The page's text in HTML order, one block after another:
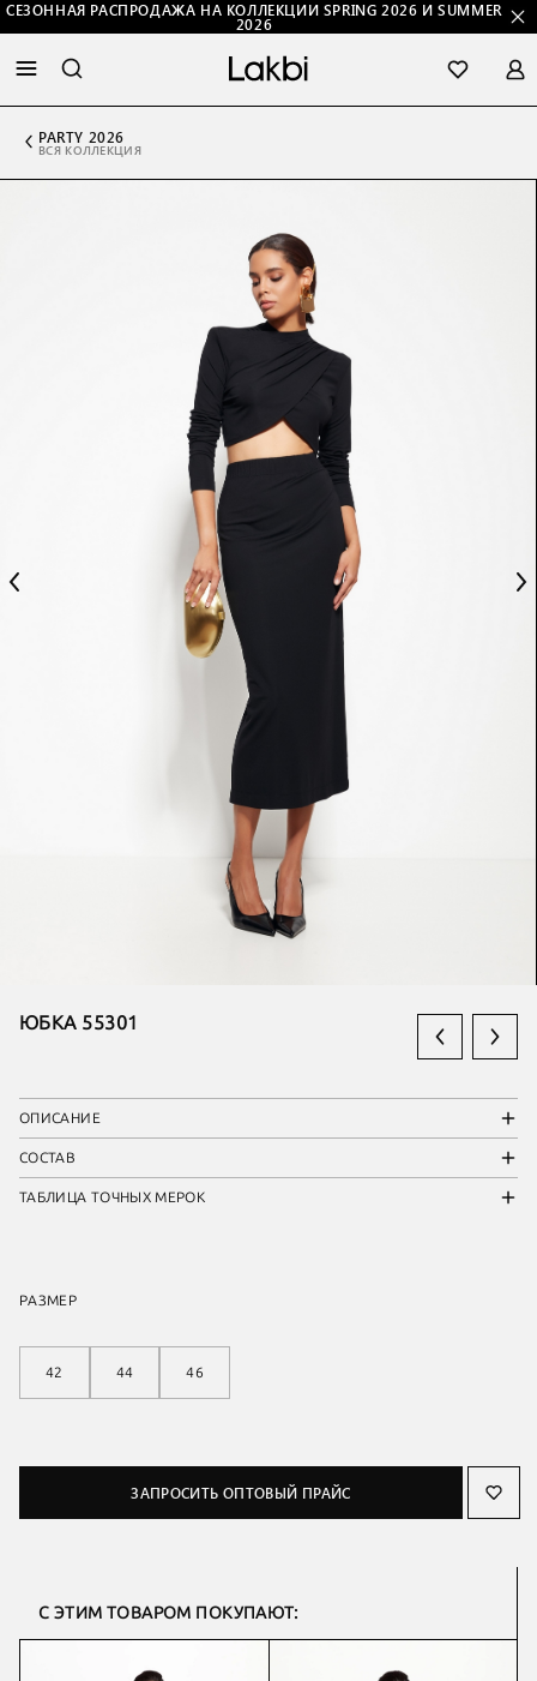
СЕЗОННАЯ РАСПРОДАЖА НА КОЛЛЕКЦИИ SPRING 2026 И SUMMER
2026
PARTY 2026
ВСЯ КОЛЛЕКЦИЯ
ЮБКА 55301
ОПИСАНИЕ
СОСТАВ
ТАБЛИЦА ТОЧНЫХ МЕРОК
РАЗМЕР
42 44 46
ЗАПРОСИТЬ ОПТОВЫЙ ПРАЙС
С ЭТИМ ТОВАРОМ ПОКУПАЮТ: